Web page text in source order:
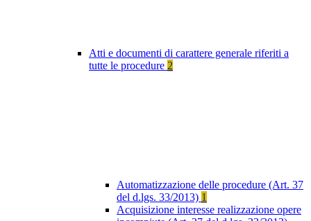
Atti e documenti di carattere generale riferiti a
tutte le procedure 2
Automatizzazione delle procedure (Art. 37
del d.lgs. 33/2013) 1
Acquisizione interesse realizzazione opere